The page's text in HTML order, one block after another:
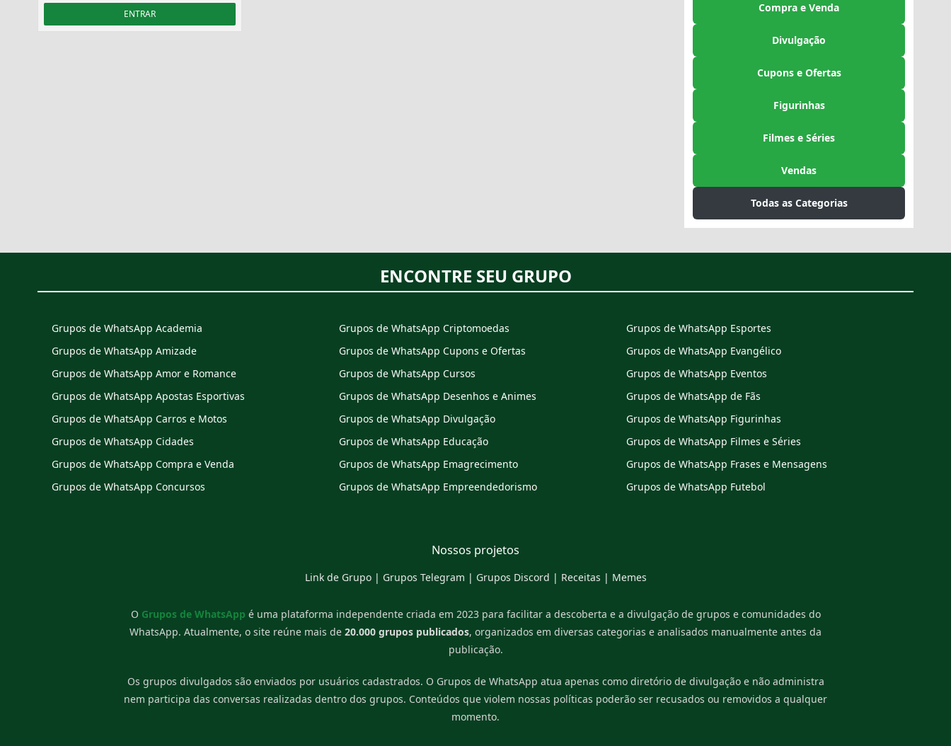
ENTRAR Compra e Venda
Divulgação
Cupons e Ofertas
Figurinhas
Filmes e Séries
Vendas
Todas as Categorias
ENCONTRE SEU GRUPO
Grupos de WhatsApp Academia
Grupos de WhatsApp Amizade
Grupos de WhatsApp Amor e Romance
Grupos de WhatsApp Apostas Esportivas
Grupos de WhatsApp Carros e Motos
Grupos de WhatsApp Cidades
Grupos de WhatsApp Compra e Venda
Grupos de WhatsApp Concursos
Grupos de WhatsApp Criptomoedas
Grupos de WhatsApp Cupons e Ofertas
Grupos de WhatsApp Cursos
Grupos de WhatsApp Desenhos e Animes
Grupos de WhatsApp Divulgação
Grupos de WhatsApp Educação
Grupos de WhatsApp Emagrecimento
Grupos de WhatsApp Empreendedorismo
Grupos de WhatsApp Esportes
Grupos de WhatsApp Evangélico
Grupos de WhatsApp Eventos
Grupos de WhatsApp de Fãs
Grupos de WhatsApp Figurinhas
Grupos de WhatsApp Filmes e Séries
Grupos de WhatsApp Frases e Mensagens
Grupos de WhatsApp Futebol
Nossos projetos
Link de Grupo| Grupos Telegram | Grupos Discord | Receitas | Memes
O Grupos de WhatsApp é uma plataforma independente criada em 2023 para facilitar a descoberta e a divulgação de grupos e comunidades do
WhatsApp. Atualmente, o site reúne mais de 20.000 grupos publicados, organizados em diversas categorias e analisados manualmente antes da
publicação.
Os grupos divulgados são enviados por usuários cadastrados. O Grupos de WhatsApp atua apenas como diretório de divulgação e não administra
nem participa das conversas realizadas dentro dos grupos. Conteúdos que violem nossas políticas poderão ser recusados ou removidos a qualquer
momento.